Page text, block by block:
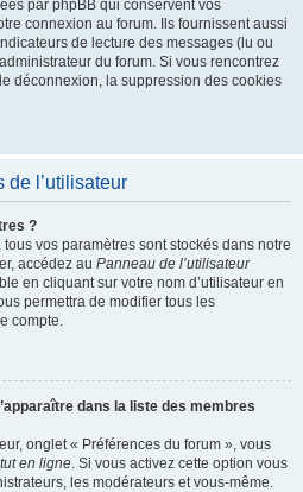
par phpBB qui conservent vos
connexion au forum. Ils fournissent aussi
de lecture des messages (lu ou
du forum. Si vous rencontrez
déconnexion, la suppression des cookies
de l’utilisateur
?
vos paramètres sont stockés dans notre
accédez au Panneau de l’utilisateur
en cliquant sur votre nom d’utilisateur en
permettra de modifier tous les
compte.
dans la liste des membres
onglet « Préférences du forum », vous
en ligne. Si vous activez cette option vous
les modérateurs et vous-même.